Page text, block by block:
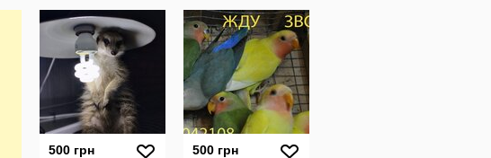
500 грн
500 грн